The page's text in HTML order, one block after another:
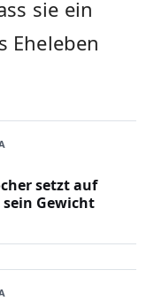
sie ein
Eheleben
setzt auf
Gewicht